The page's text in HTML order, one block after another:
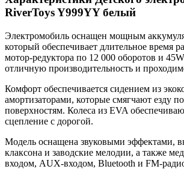
RiverToys Y999YY белый
Электромобиль оснащен мощным
который обеспечивает длительное время
мотор-редуктора по 12 000 оборотов и
отличную производительность и
Комфорт обеспечивается сидением из
амортизаторами, которые смягчают езду
поверхностям. Колеса из EVA
сцепление с дорогой.
Модель оснащена звуковыми эффектами,
клаксона и заводские мелодии, а также
входом, AUX-входом, Bluetooth и FM-